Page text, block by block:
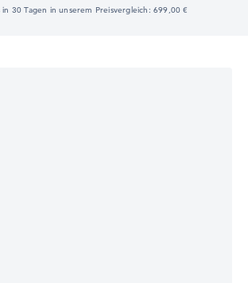
30 Tagen in unserem Preisvergleich: 699,00 €